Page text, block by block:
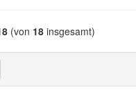
(von 18 insgesamt)